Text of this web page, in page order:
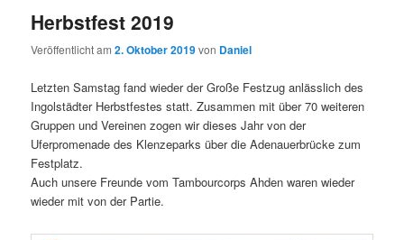
Herbstfest 2019
Veröffentlicht am2. Oktober 2019von Daniel
Letzten Samstag fand wieder der Große Festzug anlässlich des
Ingolstädter Herbstfestes statt. Zusammen mit über 70 weiteren
Gruppen und Vereinen zogen wir dieses Jahr von der
Uferpromenade des Klenzeparks über die Adenauerbrücke zum
Festplatz.
Auch unsere Freunde vom Tambourcorps Ahden waren wieder
wieder mit von der Partie.